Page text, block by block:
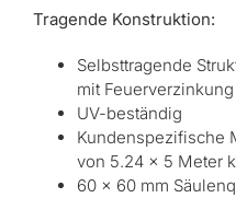
Tragende Konstruktion:
Selbsttragende
mit Feuerverzinkung
UV-beständig
Kundenspezifische
von 5.24 x 5 Meter
60 x 60 mm